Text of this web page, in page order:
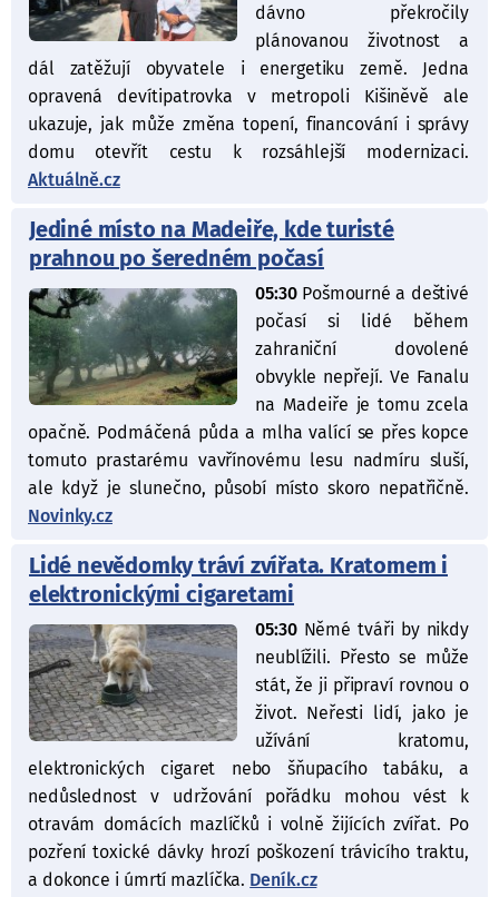
dávno překročily
plánovanou životnost a
dál zatěžují obyvatele i energetiku země. Jedna
opravená devítipatrovka v metropoli Kišiněvě ale
ukazuje, jak může změna topení, financování i správy
domu otevřít cestu k rozsáhlejší modernizaci.
Aktuálně.cz
Jediné místo na Madeiře, kde turisté
prahnou po šeredném počasí
05:30Pošmourné a deštivé
počasí si lidé během
zahraniční dovolené
obvykle nepřejí. Ve Fanalu
na Madeiře je tomu zcela
opačně. Podmáčená půda a mlha valící se přes kopce
tomuto prastarému vavřínovému lesu nadmíru sluší,
ale když je slunečno, působí místo skoro nepatřičně.
Novinky.cz
Lidé nevědomky tráví zvířata. Kratomem i
elektronickými cigaretami
05:30Němé tváři by nikdy
neublížili. Přesto se může
stát, že ji připraví rovnou o
život. Neřesti lidí, jako je
užívání kratomu,
elektronických cigaret nebo šňupacího tabáku, a
nedůslednost v udržování pořádku mohou vést k
otravám domácích mazlíčků i volně žijících zvířat. Po
pozření toxické dávky hrozí poškození trávicího traktu,
a dokonce i úmrtí mazlíčka.Deník.cz